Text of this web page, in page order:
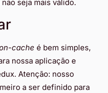
seja mais válido.
cache é bem simples,
nossa aplicação e
Atenção: nosso
a ser definido para